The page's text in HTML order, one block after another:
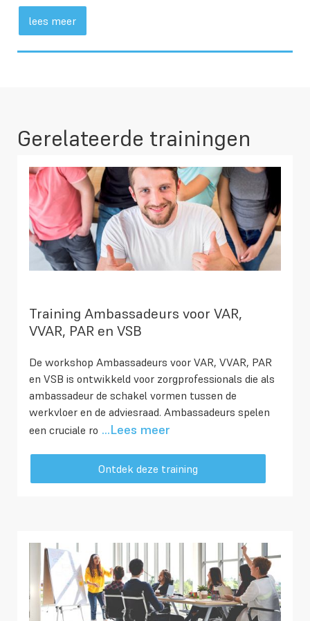
lees meer
Gerelateerde trainingen
Training Ambassadeurs voor VAR,
VVAR, PAR en VSB
De workshop Ambassadeurs voor VAR, VVAR, PAR
en VSB is ontwikkeld voor zorgprofessionals die als
ambassadeur de schakel vormen tussen de
werkvloer en de adviesraad. Ambassadeurs spelen
een cruciale ro ...Lees meer
Ontdek deze training